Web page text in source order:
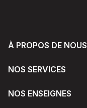
À PROPOS DE NOUS
NOS SERVICES
NOS ENSEIGNES